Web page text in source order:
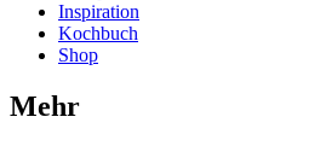
Inspiration
Kochbuch
Shop
Mehr